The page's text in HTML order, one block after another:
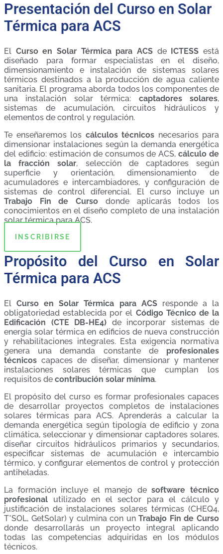
Presentación del Curso en Solar
Térmica para ACS
El Curso en Solar Térmica para ACS de ICTESS está
diseñado para formar especialistas en el diseño,
dimensionamiento e instalación de sistemas solares
térmicos destinados a la producción de agua caliente
sanitaria. El programa aborda todos los componentes de
una instalación solar térmica: captadores solares,
sistemas de acumulación, circuitos hidráulicos y
elementos de control y regulación.
Te enseñaremos los cálculos técnicos necesarios para
dimensionar instalaciones según la demanda energética
del edificio: estimación de consumos de ACS,cálculo de
la fracción solar, selección de captadores según
superficie y orientación, dimensionamiento de
acumuladores e intercambiadores, y configuración de
sistemas de control diferencial. El curso incluye un
Trabajo Fin de Curso donde aplicarás todos los
conocimientos en el diseño completo de una instalación
solar térmica para ACS.
INSCRIBIRSE
Propósito del Curso en Solar
Térmica para ACS
ElCurso en Solar Térmica para ACSresponde a la
obligatoriedad establecida por el Código Técnico de la
Edificación (CTE DB-HE4) de incorporar sistemas de
energía solar térmica en edificios de nueva construcción
y rehabilitaciones integrales. Esta exigencia normativa
genera una demanda constante de profesionales
técnicos capaces de diseñar, dimensionar y mantener
instalaciones solares térmicas que cumplan los
requisitos de contribución solar mínima.
El propósito del curso es formar profesionales capaces
de desarrollar proyectos completos de instalaciones
solares térmicas para ACS. Aprenderás a calcular la
demanda energética según tipología de edificio y zona
climática, seleccionar y dimensionar captadores solares,
diseñar circuitos hidráulicos primarios y secundarios,
especificar sistemas de acumulación e intercambio
térmico, y configurar elementos de control y protección
antiheladas.
La formación incluye el manejo desoftware técnico
profesional utilizado en el sector para el cálculo y
justificación de instalaciones solares térmicas (CHEQ4,
T*SOL, GetSolar) y culmina con unTrabajo Fin de Curso
donde desarrollarás un proyecto integral aplicando
todas las competencias adquiridas en los módulos
técnicos.